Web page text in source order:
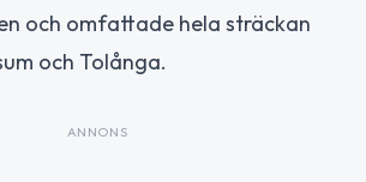
och omfattade hela sträckan
och Tolånga.
ANNONS